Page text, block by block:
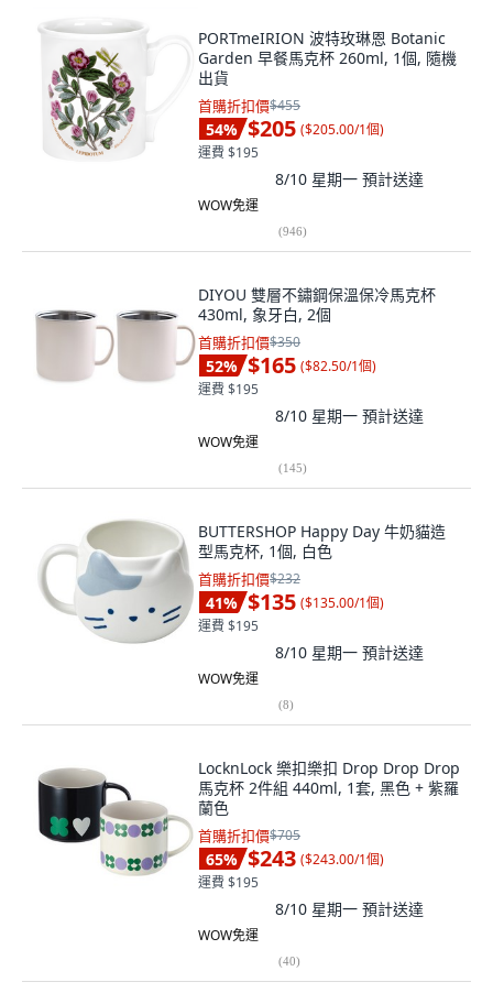
PORTmeIRION 波特玫琳恩 Botanic
Garden 早餐馬克杯 260ml, 1個, 隨機
出貨
首購折扣價$455
54% $205 ($205.00/1個)
運費 $195
8/10 星期一 預計送達
WOW免運
(946)
DIYOU 雙層不鏽鋼保溫保冷馬克杯
430ml, 象牙白, 2個
首購折扣價$350
52% $165 ($82.50/1個)
運費 $195
8/10 星期一 預計送達
WOW免運
(145)
BUTTERSHOP Happy Day 牛奶貓造
型馬克杯, 1個, 白色
首購折扣價$232
41% $135 ($135.00/1個)
運費 $195
8/10 星期一 預計送達
WOW免運
(8)
LocknLock 樂扣樂扣 Drop Drop Drop
馬克杯 2件組 440ml, 1套, 黑色 + 紫羅
蘭色
首購折扣價$705
65% $243 ($243.00/1個)
運費 $195
8/10 星期一 預計送達
WOW免運
(40)